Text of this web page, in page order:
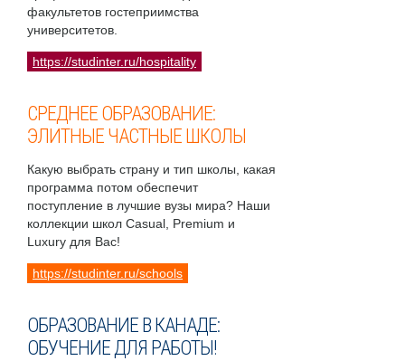
факультетов гостеприимства
университетов.
https://studinter.ru/hospitality
СРЕДНЕЕ ОБРАЗОВАНИЕ:
ЭЛИТНЫЕ ЧАСТНЫЕ ШКОЛЫ
Какую выбрать страну и тип школы, какая
программа потом обеспечит
поступление в лучшие вузы мира? Наши
коллекции школ Casual, Premium и
Luxury для Вас!
https://studinter.ru/schools
ОБРАЗОВАНИЕ В КАНАДЕ:
ОБУЧЕНИЕ ДЛЯ РАБОТЫ!